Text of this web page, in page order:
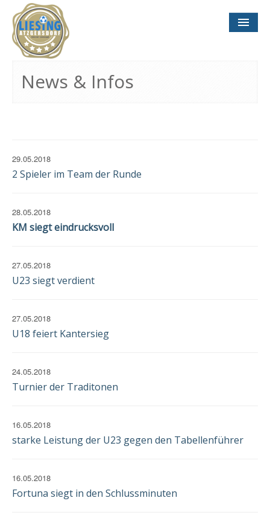
News & Infos
29.05.2018
2 Spieler im Team der Runde
28.05.2018
KM siegt eindrucksvoll
27.05.2018
U23 siegt verdient
27.05.2018
U18 feiert Kantersieg
24.05.2018
Turnier der Traditonen
16.05.2018
starke Leistung der U23 gegen den Tabellenführer
16.05.2018
Fortuna siegt in den Schlussminuten